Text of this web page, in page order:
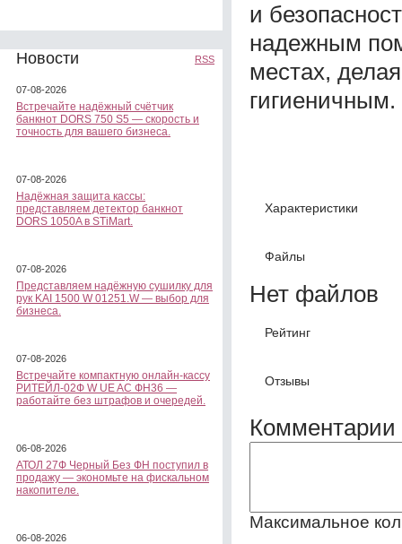
Новости RSS
07-08-2026
Встречайте надёжный счётчик
банкнот DORS 750 S5 — скорость и
точность для вашего бизнеса.
07-08-2026
Надёжная защита кассы:
представляем детектор банкнот
DORS 1050A в STiMart.
07-08-2026
Представляем надёжную сушилку для
рук KAI 1500 W 01251.W — выбор для
бизнеса.
07-08-2026
Встречайте компактную онлайн-кассу
РИТЕЙЛ-02Ф W UE AC ФН36 —
работайте без штрафов и очередей.
06-08-2026
АТОЛ 27Ф Черный Без ФН поступил в
продажу — экономьте на фискальном
накопителе.
06-08-2026
и
надежным
местах,
гигиеничным.
Характеристики
Файлы
Нет файлов
Рейтинг
Отзывы
Комментарии
Максимальное